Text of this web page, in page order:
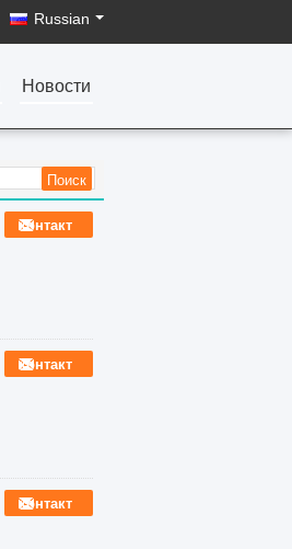
Russian
Новости
контакт
контакт
контакт